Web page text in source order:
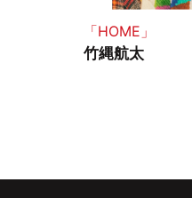
「HOME」
竹縄航太